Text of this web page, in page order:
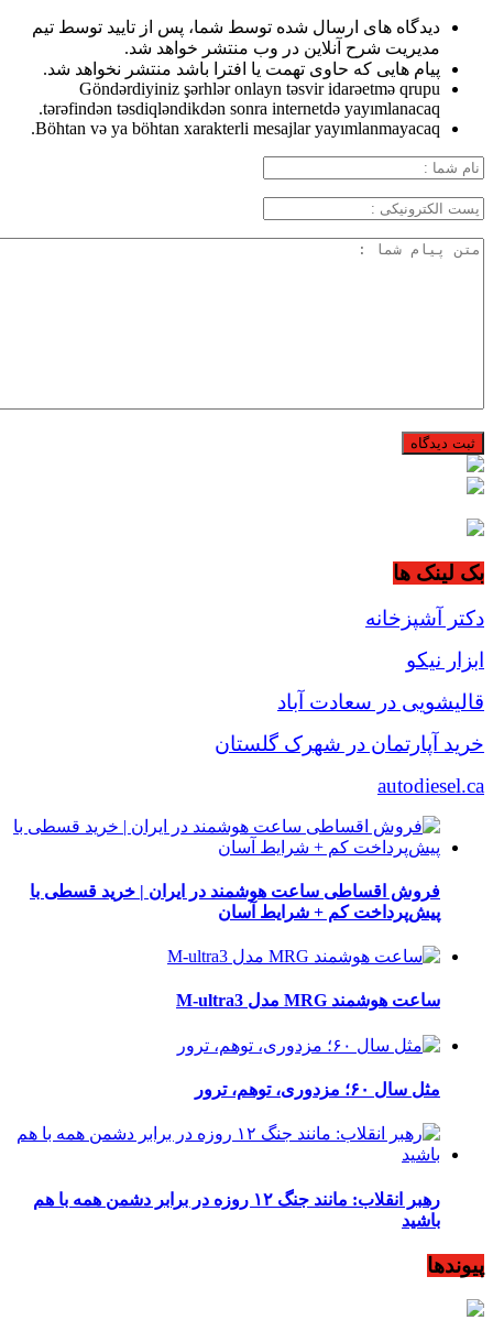
دیدگاه های ارسال شده توسط شما، پس از تایید توسط تیم
مدیریت شرح آنلاین در وب منتشر خواهد شد.
پیام هایی که حاوی تهمت یا افترا باشد منتشر نخواهد شد.
Göndərdiyiniz şərhlər onlayn təsvir idarəetmə qrupu
tərəfindən təsdiqləndikdən sonra internetdə yayımlanacaq.
Böhtan və ya böhtan xarakterli mesajlar yayımlanmayacaq.
بک لینک ها
دکتر آشپزخانه
ابزار نیکو
قالیشویی در سعادت آباد
خرید آپارتمان در شهرک گلستان
autodiesel.ca
فروش اقساطی ساعت هوشمند در ایران | خرید قسطی با
پیش‌پرداخت کم + شرایط آسان
ساعت هوشمند MRG مدل M-ultra3
مثل سال ۶۰؛ مزدوری، توهم، ترور
رهبر انقلاب: مانند جنگ ۱۲ روزه در برابر دشمن همه با هم
باشید
پیوندها